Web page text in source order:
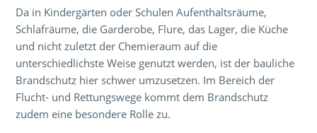
Über den Inhalt der Veranstaltung
Da in Kindergärten oder Schulen Aufenthaltsräume,
Schlafräume, die Garderobe, Flure, das Lager, die Küche
und nicht zuletzt der Chemieraum auf die
unterschiedlichste Weise genutzt werden, ist der bauliche
Brandschutz hier schwer umzusetzen. Im Bereich der
Flucht- und Rettungswege kommt dem Brandschutz
zudem eine besondere Rolle zu.